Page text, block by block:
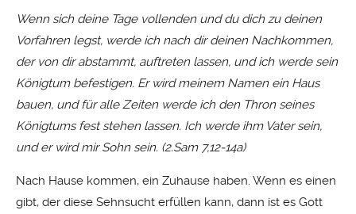
Wenn sich deine Tage vollenden und du dich zu deinen
Vorfahren legst, werde ich nach dir deinen Nachkommen,
der von dir abstammt, auftreten lassen, und ich werde sein
Königtum befestigen. Er wird meinem Namen ein Haus
bauen, und für alle Zeiten werde ich den Thron seines
Königtums fest stehen lassen. Ich werde ihm Vater sein,
und er wird mir Sohn sein. (2.Sam 7,12-14a)
Nach Hause kommen, ein Zuhause haben. Wenn es einen
gibt, der diese Sehnsucht erfüllen kann, dann ist es Gott